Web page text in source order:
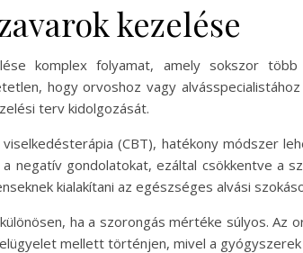
kezelése
komplex folyamat, amely sokszor
hogy orvoshoz vagy
terv kidolgozását.
(CBT), hatékony módszer
negatív gondolatokat, ezáltal csökkentve a
kialakítani az egészséges alvási
ha a szorongás mértéke súlyos.
mellett történjen, mivel a